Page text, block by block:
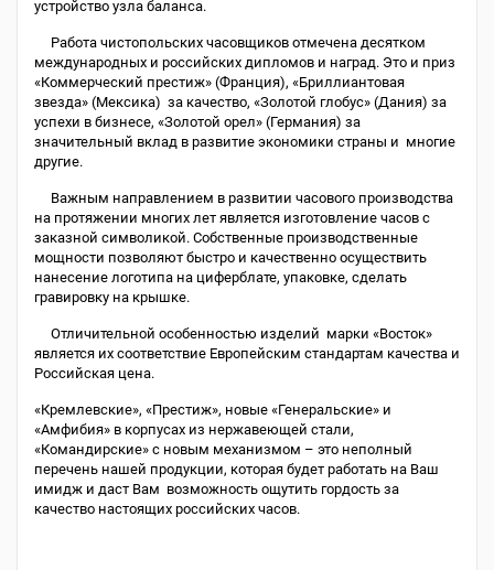
устройство узла баланса.
Работа чистопольских часовщиков отмечена десятком
международных и российских дипломов и наград. Это и приз
«Коммерческий престиж» (Франция), «Бриллиантовая
звезда» (Мексика) за качество, «Золотой глобус» (Дания) за
успехи в бизнесе, «Золотой орел» (Германия) за
значительный вклад в развитие экономики страны и многие
другие.
Важным направлением в развитии часового производства
на протяжении многих лет является изготовление часов с
заказной символикой. Собственные производственные
мощности позволяют быстро и качественно осуществить
нанесение логотипа на циферблате, упаковке, сделать
гравировку на крышке.
Отличительной особенностью изделий марки «Восток»
является их соответствие Европейским стандартам качества и
Российская цена.
«Кремлевские», «Престиж», новые «Генеральские» и
«Амфибия» в корпусах из нержавеющей стали,
«Командирские» с новым механизмом – это неполный
перечень нашей продукции, которая будет работать на Ваш
имидж и даст Вам возможность ощутить гордость за
качество настоящих российских часов.